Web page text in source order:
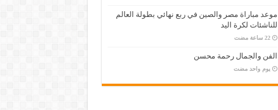
موعد مباراة مصر والصين في ربع نهائي بطولة العالم
للناشئات لكرة اليد
‏22 ساعة مضت
الفن والجمال رحمة محسن
‏يوم واحد مضت